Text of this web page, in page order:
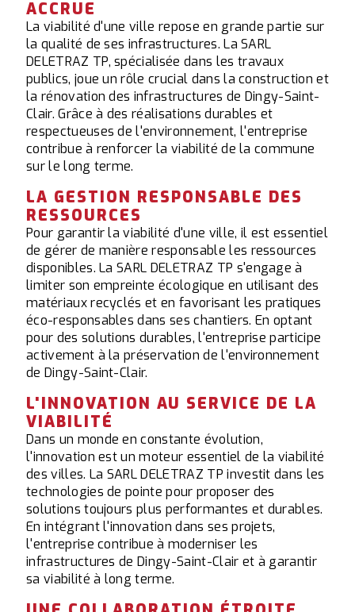
ACCRUE
La viabilité d'une ville repose en grande partie sur
la qualité de ses infrastructures. La SARL
DELETRAZ TP, spécialisée dans les travaux
publics, joue un rôle crucial dans la construction et
la rénovation des infrastructures de Dingy-Saint-
Clair. Grâce à des réalisations durables et
respectueuses de l'environnement, l'entreprise
contribue à renforcer la viabilité de la commune
sur le long terme.
LA GESTION RESPONSABLE DES
RESSOURCES
Pour garantir la viabilité d'une ville, il est essentiel
de gérer de manière responsable les ressources
disponibles. La SARL DELETRAZ TP s'engage à
limiter son empreinte écologique en utilisant des
matériaux recyclés et en favorisant les pratiques
éco-responsables dans ses chantiers. En optant
pour des solutions durables, l'entreprise participe
activement à la préservation de l'environnement
de Dingy-Saint-Clair.
L'INNOVATION AU SERVICE DE LA
VIABILITÉ
Dans un monde en constante évolution,
l'innovation est un moteur essentiel de la viabilité
des villes. La SARL DELETRAZ TP investit dans les
technologies de pointe pour proposer des
solutions toujours plus performantes et durables.
En intégrant l'innovation dans ses projets,
l'entreprise contribue à moderniser les
infrastructures de Dingy-Saint-Clair et à garantir
sa viabilité à long terme.